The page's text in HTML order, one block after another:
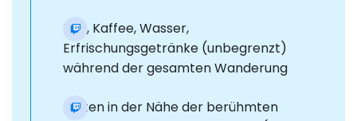
Tee, Kaffee, Wasser,
Erfrischungsgetränke (unbegrenzt)
während der gesamten Wanderung
Halten in der Nähe der berühmten